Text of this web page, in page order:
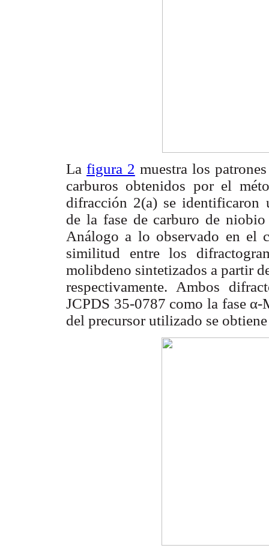
La figura 2 muestra los
carburos obtenidos por el
difracción 2(a) se identificaron
de la fase de carburo de
Análogo a lo observado en el
similitud entre los
molibdeno sintetizados a partir
respectivamente. Ambos
JCPDS 35-0787 como la fase
del precursor utilizado se